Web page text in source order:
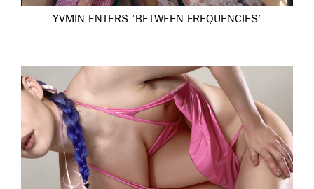
YVMIN ENTERS ‘BETWEEN FREQUENCIES’